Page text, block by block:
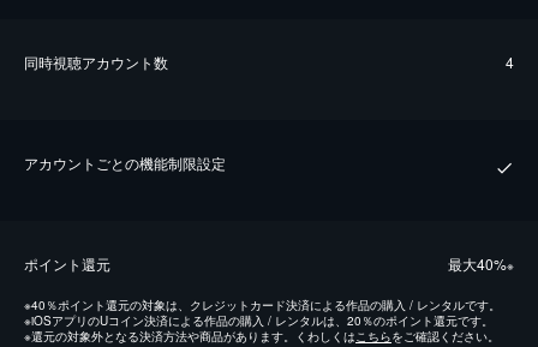
同時視聴アカウント数 4
アカウントごとの機能制限設定
ポイント還元 最⼤40%※
※40％ポイント還元の対象は、クレジットカード決済による作品の購入 / レンタルです。
※iOSアプリのUコイン決済による作品の購入 / レンタルは、20％のポイント還元です。
※還元の対象外となる決済方法や商品があります。くわしくはこちらをご確認ください。